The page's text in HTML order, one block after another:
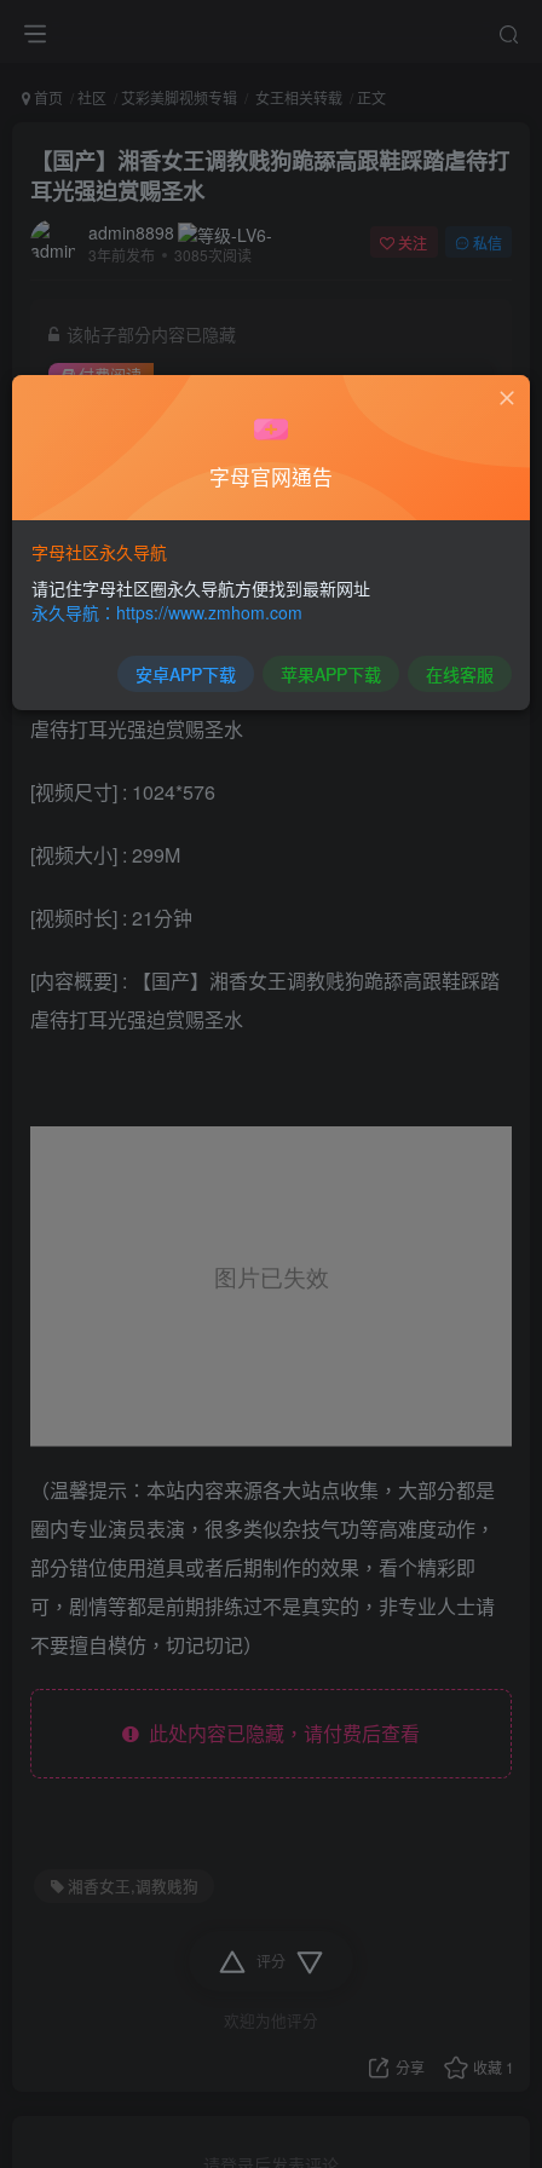
首页 社区 艾彩美脚视频专辑 女王相关转载 正文
【国产】湘香女王调教贱狗跪舔高跟鞋踩踏虐待打
耳光强迫赏赐圣水
admin8898
3年前发布 3085次阅读
关注 私信
该帖子部分内容已隐藏
付费阅读
30
27
此内容为付费阅读，请付费后查看
[视频名称] : 【国产】湘香女王调教贱狗跪舔高跟鞋踩踏
虐待打耳光强迫赏赐圣水
[视频尺寸] : 1024*576
[视频大小] : 299M
[视频时长] : 21分钟
[内容概要] : 【国产】湘香女王调教贱狗跪舔高跟鞋踩踏
虐待打耳光强迫赏赐圣水
（温馨提示：本站内容来源各大站点收集，大部分都是
圈内专业演员表演，很多类似杂技气功等高难度动作，
部分错位使用道具或者后期制作的效果，看个精彩即
可，剧情等都是前期排练过不是真实的，非专业人士请
不要擅自模仿，切记切记）
此处内容已隐藏，请付费后查看
湘香女王,调教贱狗
评分
欢迎为他评分
分享 收藏 1
字母官网通告
字母社区永久导航
请记住字母社区圈永久导航方便找到最新网址
永久导航：https://www.zmhom.com
安卓APP下载 苹果APP下载 在线客服